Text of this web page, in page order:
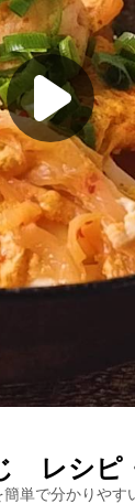
レシピ
簡単で分かりやす